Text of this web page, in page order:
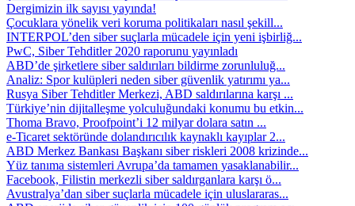
Dergimizin ilk sayısı yayında!
Çocuklara yönelik veri koruma politikaları nasıl şekill...
INTERPOL’den siber suçlarla mücadele için yeni işbirliğ...
PwC, Siber Tehditler 2020 raporunu yayınladı
ABD’de şirketlere siber saldırıları bildirme zorunluluğ...
Analiz: Spor kulüpleri neden siber güvenlik yatırımı ya...
Rusya Siber Tehditler Merkezi, ABD saldırılarına karşı ...
Türkiye’nin dijitalleşme yolculuğundaki konumu bu etkin...
Thoma Bravo, Proofpoint’i 12 milyar dolara satın ...
e-Ticaret sektöründe dolandırıcılık kaynaklı kayıplar 2...
ABD Merkez Bankası Başkanı siber riskleri 2008 krizinde...
Yüz tanıma sistemleri Avrupa’da tamamen yasaklanabilir...
Facebook, Filistin merkezli siber saldırganlara karşı ö...
Avustralya’dan siber suçlarla mücadele için uluslararas...